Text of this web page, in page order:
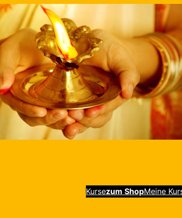
Kursezum ShopMeine